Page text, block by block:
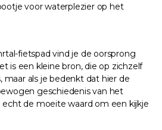
voor waterplezier op het
fietspad vind je de oorsprong
is een kleine bron, die op zichzelf
maar als je bedenkt dat hier de
geschiedenis van het
de moeite waard om een kijkje